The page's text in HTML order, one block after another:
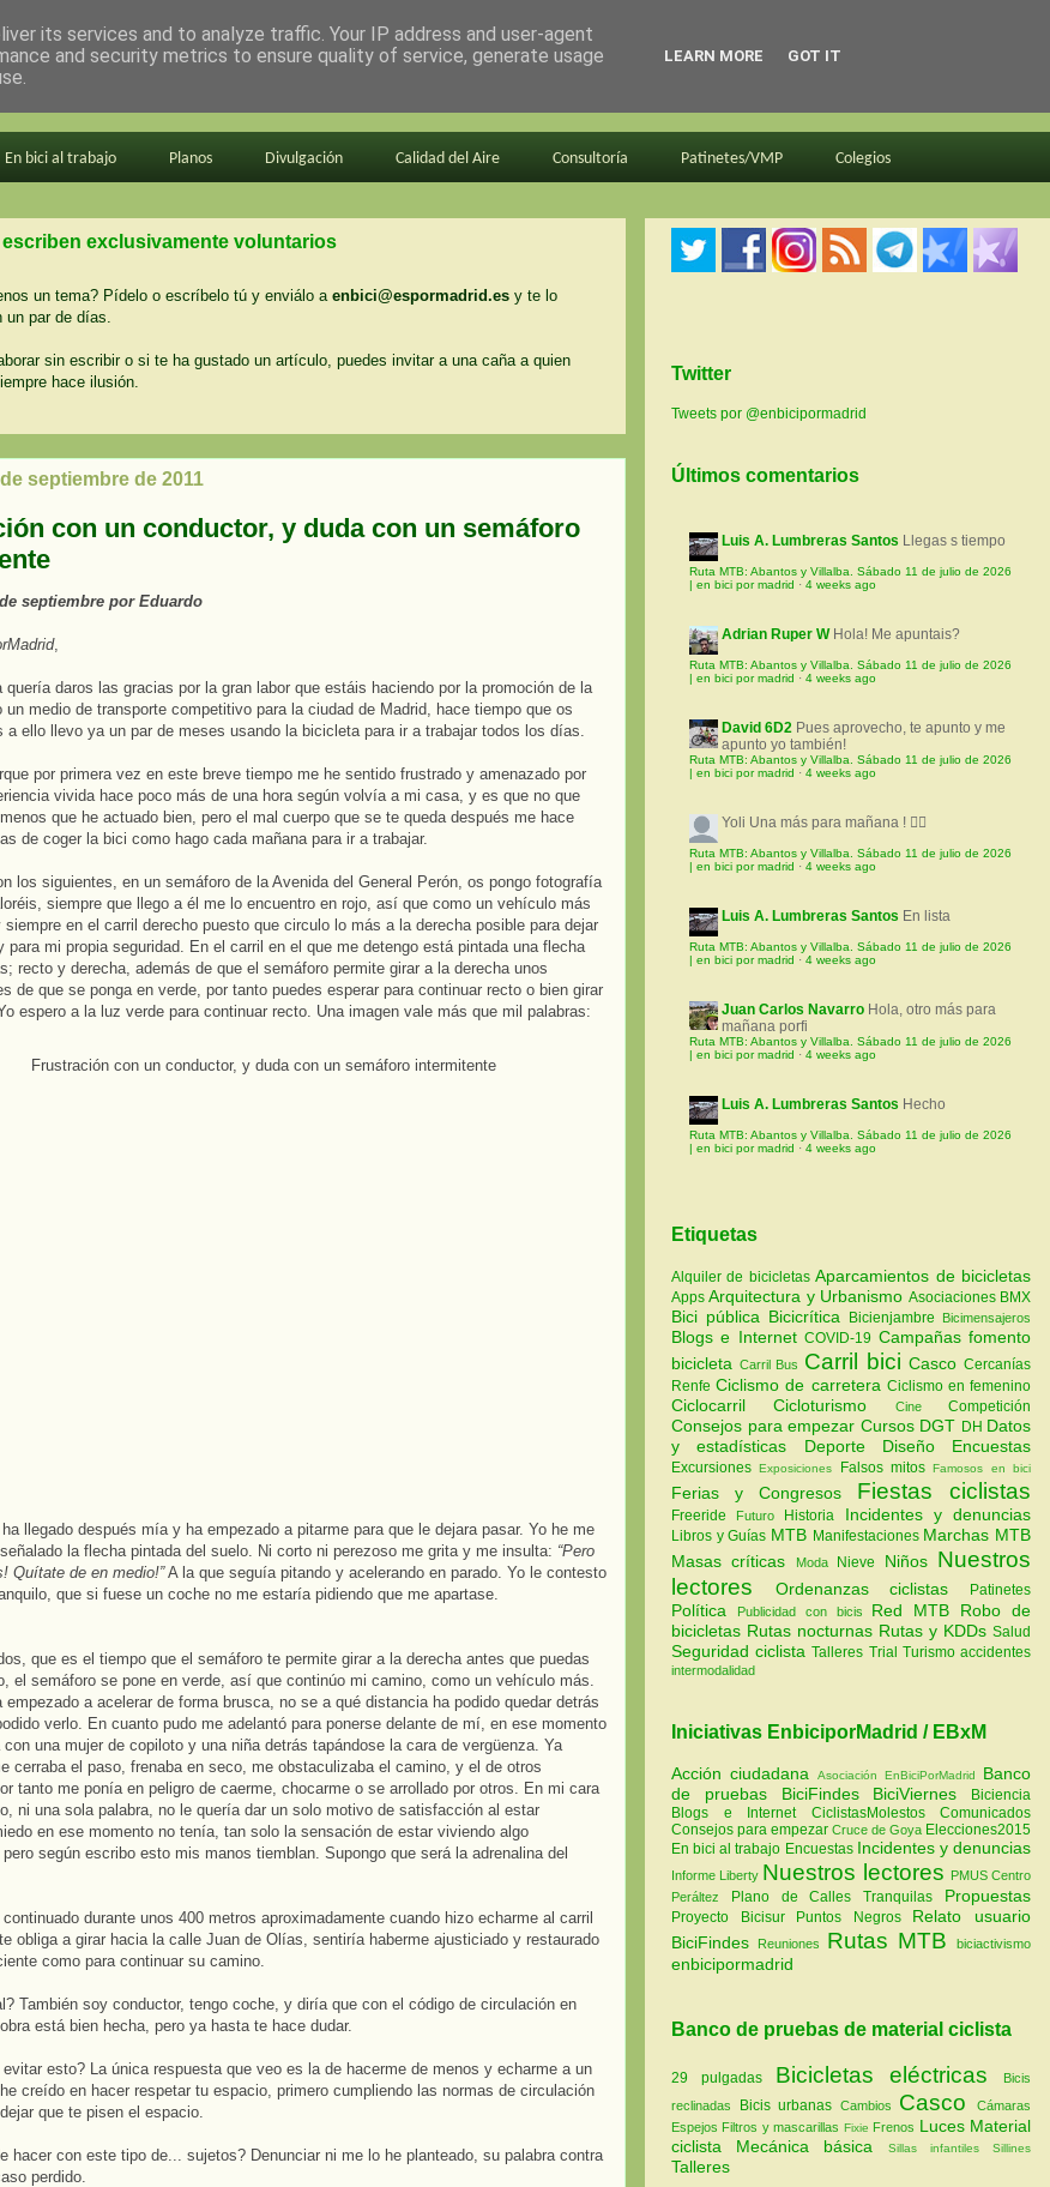
En bici al trabajo Planos Divulgación Calidad del Aire Consultoría Patinetes/VMP Colegios
escriben exclusivamente voluntarios
un tema? Pídelo o escríbelo tú y enviálo a enbici@espormadrid.es y te lo
par de días.
sin escribir o si te ha gustado un artículo, puedes invitar a una caña a quien
hace ilusión.
septiembre de 2011
con un conductor, y duda con un semáforo
septiembre por Eduardo
,
quería daros las gracias por la gran labor que estáis haciendo por la promoción de la
un medio de transporte competitivo para la ciudad de Madrid, hace tiempo que os
a ello llevo ya un par de meses usando la bicicleta para ir a trabajar todos los días.
por primera vez en este breve tiempo me he sentido frustrado y amenazado por
vivida hace poco más de una hora según volvía a mi casa, y es que no que
que he actuado bien, pero el mal cuerpo que se te queda después me hace
de coger la bici como hago cada mañana para ir a trabajar.
los siguientes, en un semáforo de la Avenida del General Perón, os pongo fotografía
siempre que llego a él me lo encuentro en rojo, así que como un vehículo más
siempre en el carril derecho puesto que circulo lo más a la derecha posible para dejar
para mi propia seguridad. En el carril en el que me detengo está pintada una flecha
recto y derecha, además de que el semáforo permite girar a la derecha unos
de que se ponga en verde, por tanto puedes esperar para continuar recto o bien girar
espero a la luz verde para continuar recto. Una imagen vale más que mil palabras:
llegado después mía y ha empezado a pitarme para que le dejara pasar. Yo he me
la flecha pintada del suelo. Ni corto ni perezoso me grita y me insulta: “Pero
Quítate de en medio!”A la que seguía pitando y acelerando en parado. Yo le contesto
que si fuese un coche no me estaría pidiendo que me apartase.
que es el tiempo que el semáforo te permite girar a la derecha antes que puedas
el semáforo se pone en verde, así que continúo mi camino, como un vehículo más.
empezado a acelerar de forma brusca, no se a qué distancia ha podido quedar detrás
verlo. En cuanto pudo me adelantó para ponerse delante de mí, en ese momento
una mujer de copiloto y una niña detrás tapándose la cara de vergüenza. Ya
cerraba el paso, frenaba en seco, me obstaculizaba el camino, y el de otros
tanto me ponía en peligro de caerme, chocarme o se arrollado por otros. En mi cara
ni una sola palabra, no le quería dar un solo motivo de satisfacción al estar
en ese momento no tenía, tan solo la sensación de estar viviendo algo
según escribo esto mis manos tiemblan. Supongo que será la adrenalina del
durante unos 400 metros aproximadamente cuando hizo echarme al carril
obliga a girar hacia la calle Juan de Olías, sentiría haberme ajusticiado y restaurado
como para continuar su camino.
También soy conductor, tengo coche, y diría que con el código de circulación en
está bien hecha, pero ya hasta te hace dudar.
evitar esto? La única respuesta que veo es la de hacerme de menos y echarme a un
creído en hacer respetar tu espacio, primero cumpliendo las normas de circulación
que te pisen el espacio.
hacer con este tipo de... sujetos? Denunciar ni me lo he planteado, su palabra contra
perdido.
Twitter
Tweets por @enbicipormadrid
Últimos comentarios
Luis A. Lumbreras Santos Llegas s tiempo
Ruta MTB: Abantos y Villalba. Sábado 11 de julio de 2026
| en bici por madrid · 4 weeks ago
Adrian Ruper W Hola! Me apuntais?
Ruta MTB: Abantos y Villalba. Sábado 11 de julio de 2026
| en bici por madrid · 4 weeks ago
David 6D2 Pues aprovecho, te apunto y me
apunto yo también!
Ruta MTB: Abantos y Villalba. Sábado 11 de julio de 2026
| en bici por madrid · 4 weeks ago
Yoli Una más para mañana ! 🚵‍♀️
Ruta MTB: Abantos y Villalba. Sábado 11 de julio de 2026
| en bici por madrid · 4 weeks ago
Luis A. Lumbreras Santos En lista
Ruta MTB: Abantos y Villalba. Sábado 11 de julio de 2026
| en bici por madrid · 4 weeks ago
Juan Carlos Navarro Hola, otro más para
mañana porfi
Ruta MTB: Abantos y Villalba. Sábado 11 de julio de 2026
| en bici por madrid · 4 weeks ago
Luis A. Lumbreras Santos Hecho
Ruta MTB: Abantos y Villalba. Sábado 11 de julio de 2026
| en bici por madrid · 4 weeks ago
Etiquetas
Alquiler de bicicletasAparcamientos de bicicletas
AppsArquitectura y Urbanismo Asociaciones BMX
Bici pública Bicicrítica Bicienjambre Bicimensajeros
Blogs e InternetCOVID-19 Campañas fomento
bicicleta Carril Bus Carril biciCascoCercanías
RenfeCiclismo de carretera Ciclismo en femenino
CiclocarrilCicloturismo CineCompetición
Consejos para empezar Cursos DGT DH Datos
y estadísticas Deporte Diseño Encuestas
ExcursionesExposiciones Falsos mitosFamosos en bici
Ferias y Congresos Fiestas ciclistas
Freeride Futuro Historia Incidentes y denuncias
Libros y Guías MTB Manifestaciones Marchas MTB
Masas críticas
Moda Nieve Niños Nuestros
lectores
Ordenanzas ciclistas Patinetes
Política Publicidad con bicis Red MTB Robo de
bicicletas Rutas nocturnas Rutas y KDDs Salud
Seguridad ciclistaTalleres Trial Turismoaccidentes
intermodalidad
Iniciativas EnbiciporMadrid / EBxM
Acción ciudadana Asociación EnBiciPorMadrid
Banco
de pruebas
BiciFindes BiciViernes
Biciencia
Blogs e Internet
CiclistasMolestos
Comunicados
Consejos para empezar Cruce de Goya Elecciones2015
En bici al trabajo Encuestas Incidentes y denuncias
Informe Liberty Nuestros lectores
PMUS Centro
Peráltez
Plano de Calles Tranquilas Propuestas
Proyecto Bicisur Puntos Negros
Relato usuario
BiciFindes
Reuniones Rutas MTB biciactivismo
enbicipormadrid
Banco de pruebas de material ciclista
29 pulgadas Bicicletas eléctricas
Bicis
reclinadas
Bicis urbanas Cambios Casco
Cámaras
Espejos Filtros y mascarillas Fixie Frenos Luces Material
ciclista
Mecánica básica Sillas infantiles Sillines
Talleres
its services and to analyze traffic. Your IP address and user-agent
and security metrics to ensure quality of service, generate usage
LEARN MORE GOT IT